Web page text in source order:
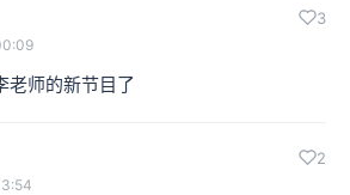
3
老师的新节目了
2